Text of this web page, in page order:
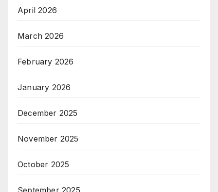
April 2026
March 2026
February 2026
January 2026
December 2025
November 2025
October 2025
September 2025